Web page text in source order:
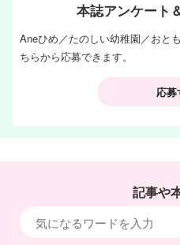
本誌アンケート
Aneひめ／たのしい幼稚園／おと
ちらから応募できます。
応募
記事や